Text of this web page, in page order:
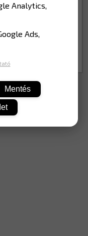
bilincs, 60 mm
Analytics,
Ads,
Mentés